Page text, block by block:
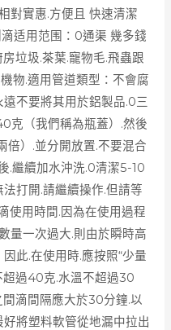
對實惠.方便且 快速清潔
适用范围：0通渠 幾多錢
垃圾.茶葉.寵物毛.飛蟲跟
物.適用管道類型：不會腐
不要將其用於鋁製品.0三
克（我們稱為瓶蓋）.然後
倍）.並分開放置.不要混合
.繼續加水沖洗.0清潔5-10
打開.請繼續操作.但請等
使用時間.因為在使用過程
量一次過大.則由於瞬時高
此.在使用時.應按照“少量
超過40克.水溫不超過30
滴間隔應大於30分鐘.以
將塑料軟管從地漏中拉出